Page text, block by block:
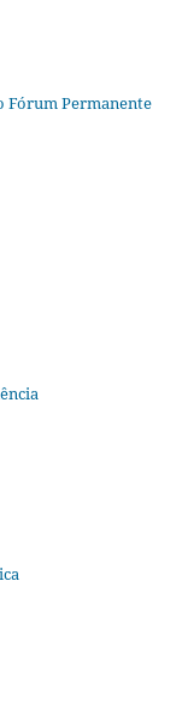
Fórum Permanente